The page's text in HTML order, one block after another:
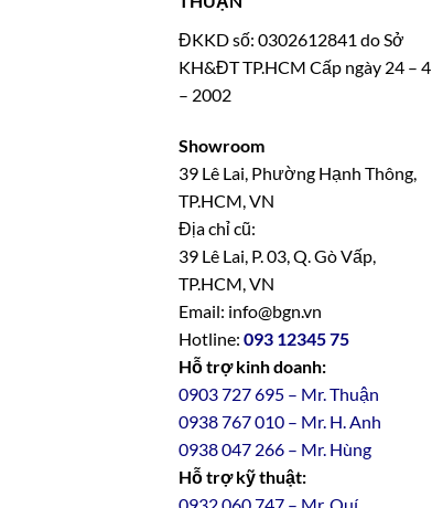
ĐKKD số: 0302612841 do Sở
KH&ĐT TP.HCM Cấp ngày 24 – 4
– 2002
Showroom
39 Lê Lai, Phường Hạnh Thông,
TP.HCM, VN
Địa chỉ cũ:
39 Lê Lai, P. 03, Q. Gò Vấp,
TP.HCM, VN
Email: info@bgn.vn
Hotline: 093 12345 75
Hỗ trợ kinh doanh:
0903 727 695 – Mr. Thuận
0938 767 010 – Mr. H. Anh
0938 047 266 – Mr. Hùng
Hỗ trợ kỹ thuật: